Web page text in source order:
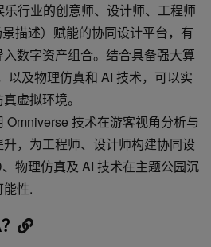
行业的创意师、设计师、工程师
描述）赋能的协同设计平台，有
数字资产组合。结合具备强大算
以及物理仿真和 AI 技术，可以实
虚拟环境。
Omniverse 技术在游客视角分析与
，为工程师、设计师构建协同设
物理仿真及 AI 技术在主题公园沉
性.